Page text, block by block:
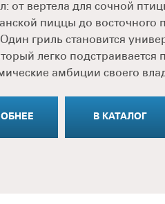
от вертела для сочной
пиццы до восточного
гриль становится
легко подстраивается
амбиции своего
В КАТАЛОГ